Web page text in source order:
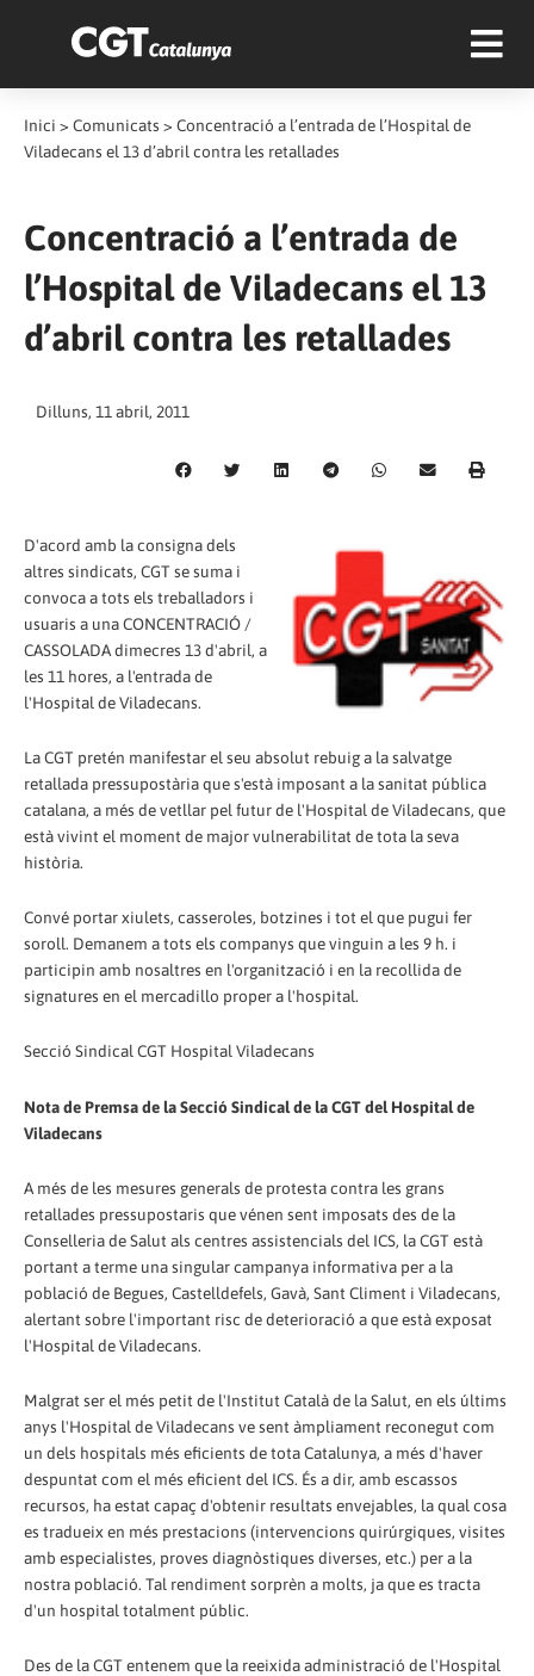
Inici > Comunicats > Concentració a l’entrada de l’Hospital de
Viladecans el 13 d’abril contra les retallades
Concentració a l’entrada de
l’Hospital de Viladecans el 13
d’abril contra les retallades
Dilluns, 11 abril, 2011
D'acord amb la consigna dels
altres sindicats, CGT se suma i
convoca a tots els treballadors i
usuaris a una CONCENTRACIÓ /
CASSOLADA dimecres 13 d'abril, a
les 11 hores, a l'entrada de
l'Hospital de Viladecans.
La CGT pretén manifestar el seu absolut rebuig a la salvatge
retallada pressupostària que s'està imposant a la sanitat pública
catalana, a més de vetllar pel futur de l'Hospital de Viladecans, que
està vivint el moment de major vulnerabilitat de tota la seva
història.
Convé portar xiulets, casseroles, botzines i tot el que pugui fer
soroll. Demanem a tots els companys que vinguin a les 9 h. i
participin amb nosaltres en l'organització i en la recollida de
signatures en el mercadillo proper a l'hospital.
Secció Sindical CGT Hospital Viladecans
Nota de Premsa de la Secció Sindical de la CGT del Hospital de
Viladecans
A més de les mesures generals de protesta contra les grans
retallades pressupostaris que vénen sent imposats des de la
Conselleria de Salut als centres assistencials del ICS, la CGT està
portant a terme una singular campanya informativa per a la
població de Begues, Castelldefels, Gavà, Sant Climent i Viladecans,
alertant sobre l'important risc de deterioració a que està exposat
l'Hospital de Viladecans.
Malgrat ser el més petit de l'Institut Català de la Salut, en els últims
anys l'Hospital de Viladecans ve sent àmpliament reconegut com
un dels hospitals més eficients de tota Catalunya, a més d'haver
despuntat com el més eficient del ICS. És a dir, amb escassos
recursos, ha estat capaç d'obtenir resultats envejables, la qual cosa
es tradueix en més prestacions (intervencions quirúrgiques, visites
amb especialistes, proves diagnòstiques diverses, etc.) per a la
nostra població. Tal rendiment sorprèn a molts, ja que es tracta
d'un hospital totalment públic.
Des de la CGT entenem que la reeixida administració de l'Hospital